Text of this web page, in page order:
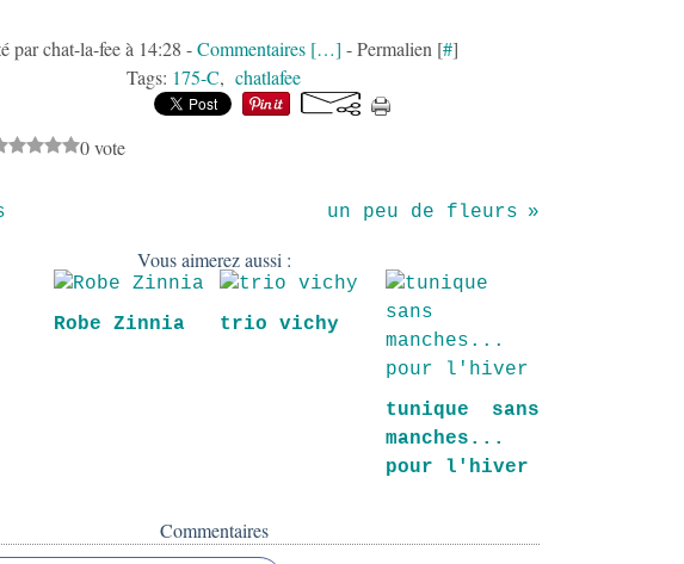
par chat-la-fee à 14:28 -Commentaires […] - Permalien [#]
Tags: 175-C, chatlafee
0 vote
un peu de fleurs
Vous aimerez aussi :
Robe Zinnia trio vichy
tunique sans
manches...
pour l'hiver
Commentaires